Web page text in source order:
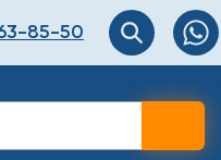
Перезвоните мне!
85-50